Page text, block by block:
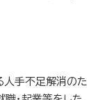
人手不足解消のた